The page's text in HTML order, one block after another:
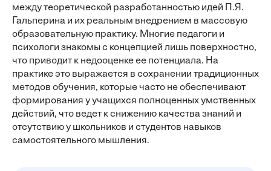
между теоретической разработанностью идей П.Я.
Гальперина и их реальным внедрением в массовую
образовательную практику. Многие педагоги и
психологи знакомы с концепцией лишь поверхностно,
что приводит к недооценке ее потенциала. На
практике это выражается в сохранении традиционных
методов обучения, которые часто не обеспечивают
формирования у учащихся полноценных умственных
действий, что ведет к снижению качества знаний и
отсутствию у школьников и студентов навыков
самостоятельного мышления.